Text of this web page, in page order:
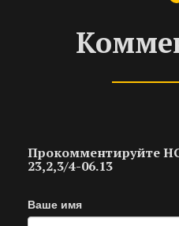
Прокомментируйте
23,2,3/4-06.13
Ваше имя